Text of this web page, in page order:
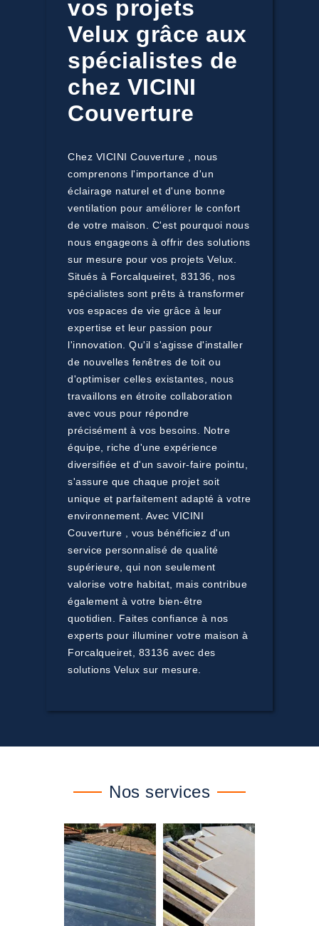
vos projets
Velux grâce aux
spécialistes de
chez VICINI
Couverture
Chez VICINI Couverture , nous
comprenons l'importance d'un
éclairage naturel et d'une bonne
ventilation pour améliorer le confort
de votre maison. C'est pourquoi nous
nous engageons à offrir des solutions
sur mesure pour vos projets Velux.
Situés à Forcalqueiret, 83136, nos
spécialistes sont prêts à transformer
vos espaces de vie grâce à leur
expertise et leur passion pour
l'innovation. Qu'il s'agisse d'installer
de nouvelles fenêtres de toit ou
d'optimiser celles existantes, nous
travaillons en étroite collaboration
avec vous pour répondre
précisément à vos besoins. Notre
équipe, riche d'une expérience
diversifiée et d'un savoir-faire pointu,
s'assure que chaque projet soit
unique et parfaitement adapté à votre
environnement. Avec VICINI
Couverture , vous bénéficiez d'un
service personnalisé de qualité
supérieure, qui non seulement
valorise votre habitat, mais contribue
également à votre bien-être
quotidien. Faites confiance à nos
experts pour illuminer votre maison à
Forcalqueiret, 83136 avec des
solutions Velux sur mesure.
Nos services